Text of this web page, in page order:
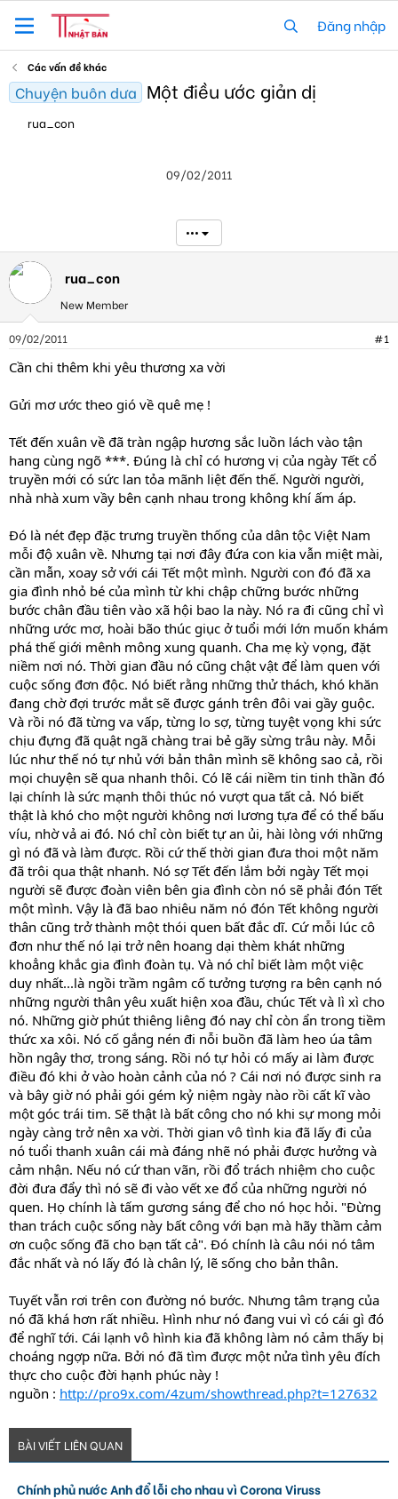
Đăng nhập
Các vấn đề khác
Chuyện buôn dưa Một điều ước giản dị
h
r
t
r
rua_con
09/02/2011
•••
rua_con
New Member
09/02/2011 #1
Cần chi thêm khi yêu thương xa vời
Gửi mơ ước theo gió về quê mẹ !
Tết đến xuân về đã tràn ngập hương sắc luồn lách vào tận
hang cùng ngõ ***. Đúng là chỉ có hương vị của ngày Tết cổ
truyền mới có sức lan tỏa mãnh liệt đến thế. Người người,
nhà nhà xum vầy bên cạnh nhau trong không khí ấm áp.
Đó là nét đẹp đặc trưng truyền thống của dân tộc Việt Nam
mỗi độ xuân về. Nhưng tại nơi đây đứa con kia vẫn miệt mài,
cần mẫn, xoay sở với cái Tết một mình. Người con đó đã xa
gia đình nhỏ bé của mình từ khi chập chững bước những
bước chân đầu tiên vào xã hội bao la này. Nó ra đi cũng chỉ vì
những ước mơ, hoài bão thúc giục ở tuổi mới lớn muốn khám
phá thế giới mênh mông xung quanh. Cha mẹ kỳ vọng, đặt
niềm nơi nó. Thời gian đầu nó cũng chật vật để làm quen với
cuộc sống đơn độc. Nó biết rằng những thử thách, khó khăn
đang chờ đợi trước mắt sẽ được gánh trên đôi vai gầy guộc.
Và rồi nó đã từng va vấp, từng lo sợ, từng tuyệt vọng khi sức
chịu đựng đã quật ngã chàng trai bẻ gãy sừng trâu này. Mỗi
lúc như thế nó tự nhủ với bản thân mình sẽ không sao cả, rồi
mọi chuyện sẽ qua nhanh thôi. Có lẽ cái niềm tin tinh thần đó
lại chính là sức mạnh thôi thúc nó vượt qua tất cả. Nó biết
thật là khó cho một người không nơi lương tựa để có thể bấu
víu, nhờ vả ai đó. Nó chỉ còn biết tự an ủi, hài lòng với những
gì nó đã và làm được. Rồi cứ thế thời gian đưa thoi một năm
đã trôi qua thật nhanh. Nó sợ Tết đến lắm bởi ngày Tết mọi
người sẽ được đoàn viên bên gia đình còn nó sẽ phải đón Tết
một mình. Vậy là đã bao nhiêu năm nó đón Tết không người
thân cũng trở thành một thói quen bất đắc dĩ. Cứ mỗi lúc cô
đơn như thế nó lại trở nên hoang dại thèm khát những
khoẳng khắc gia đình đoàn tụ. Và nó chỉ biết làm một việc
duy nhất...là ngồi trầm ngâm cố tưởng tượng ra bên cạnh nó
những người thân yêu xuất hiện xoa đầu, chúc Tết và lì xì cho
nó. Những giờ phút thiêng liêng đó nay chỉ còn ẩn trong tiềm
thức xa xôi. Nó cố gắng nén đi nỗi buồn đã làm heo úa tâm
hồn ngây thơ, trong sáng. Rồi nó tự hỏi có mấy ai làm được
điều đó khi ở vào hoàn cảnh của nó ? Cái nơi nó được sinh ra
và bây giờ nó phải gói gém kỷ niệm ngày nào rồi cất kĩ vào
một góc trái tim. Sẽ thật là bất công cho nó khi sự mong mỏi
ngày càng trở nên xa vời. Thời gian vô tình kia đã lấy đi của
nó tuổi thanh xuân cái mà đáng nhẽ nó phải được hưởng và
cảm nhận. Nếu nó cứ than vãn, rồi đổ trách nhiệm cho cuộc
đời đưa đẩy thì nó sẽ đi vào vết xe đổ của những người nó
quen. Họ chính là tấm gương sáng để cho nó học hỏi. "Đừng
than trách cuộc sống này bất công với bạn mà hãy thầm cảm
ơn cuộc sống đã cho bạn tất cả". Đó chính là câu nói nó tâm
đắc nhất và nó lấy đó là chân lý, lẽ sống cho bản thân.
Tuyết vẫn rơi trên con đường nó bước. Nhưng tâm trạng của
nó đã khá hơn rất nhiều. Hình như nó đang vui vì có cái gì đó
để nghĩ tới. Cái lạnh vô hình kia đã không làm nó cảm thấy bị
choáng ngợp nữa. Bởi nó đã tìm được một nửa tình yêu đích
thực cho cuộc đời hạnh phúc này !
nguồn : http://pro9x.com/4zum/showthread.php?t=127632
BÀI VIẾT LIÊN QUAN
Chính phủ nước Anh đổ lỗi cho nhau vì Corona Viruss